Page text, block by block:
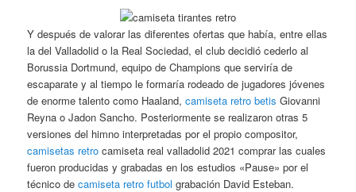
Y después de valorar las diferentes ofertas que había, entre ellas
la del Valladolid o la Real Sociedad, el club decidió cederlo al
Borussia Dortmund, equipo de Champions que serviría de
escaparate y al tiempo le formaría rodeado de jugadores jóvenes
de enorme talento como Haaland,camiseta retro betis Giovanni
Reyna o Jadon Sancho. Posteriormente se realizaron otras 5
versiones del himno interpretadas por el propio compositor,
camisetas retro camiseta real valladolid 2021 comprar las cuales
fueron producidas y grabadas en los estudios «Pause» por el
técnico decamiseta retro futbol grabación David Esteban.